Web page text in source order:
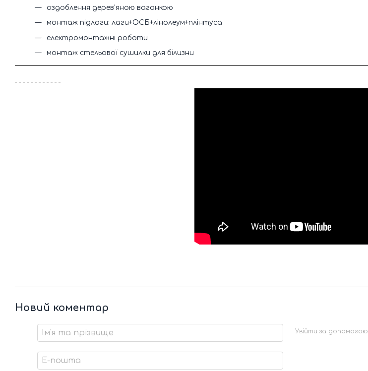
оздоблення дерев'яною вагонкою
монтаж підлоги: лаги+ОСБ+лінолеум+плінтуса
електромонтажні роботи
монтаж стельової сушилки для білизни
Новий коментар
Увійти за допомогою